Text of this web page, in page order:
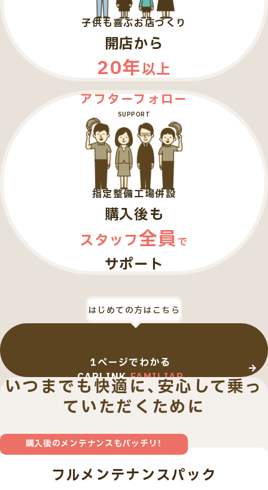
子供も喜ぶお店づくり
開店から
20年以上
アフターフォロー
SUPPORT
指定整備工場併設
購入後も
スタッフ全員 で
サポート
はじめての方はこちら
1ページでわかる
CARLINKFAMILIAR
いつまでも快適に、安心して乗っ
ていただくために
購入後のメンテナンスもバッチリ！
フルメンテナンスパック